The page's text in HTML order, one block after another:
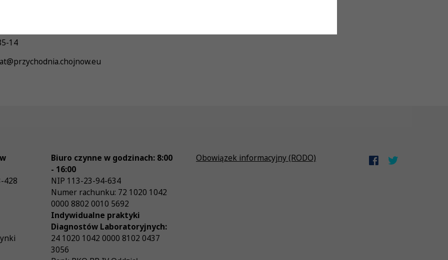
14
428
Biuro czynne w godzinach: 8:00
- 16:00
NIP 113-23-94-634
Numer rachunku: 72 1020 1042
0000 8802 0010 5692
Indywidualne praktyki
Diagnostów Laboratoryjnych:
24 1020 1042 0000 8102 0437
3056
Obowiązek informacyjny (RODO)